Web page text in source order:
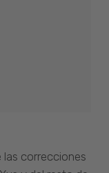
correcciones